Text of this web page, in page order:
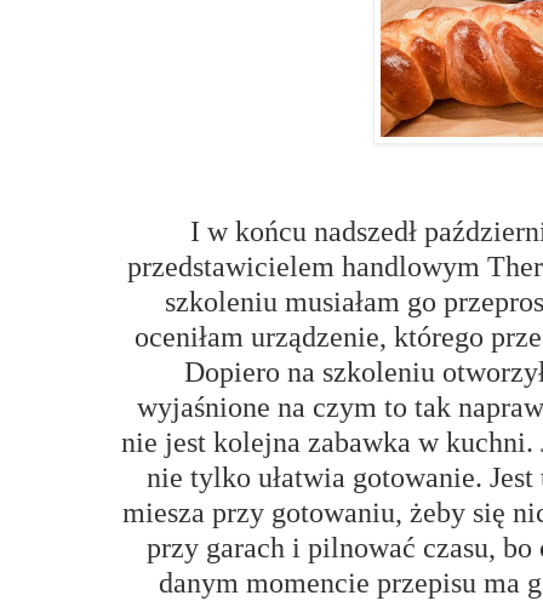
I w końcu nadszedł
przedstawicielem handlowym
szkoleniu musiałam go
oceniłam urządzenie, którego
Dopiero na szkoleniu
wyjaśnione na czym to tak
nie jest kolejna zabawka w
nie tylko ułatwia gotowanie.
miesza przy gotowaniu, żeby się
przy garach i pilnować czasu,
danym momencie przepisu ma